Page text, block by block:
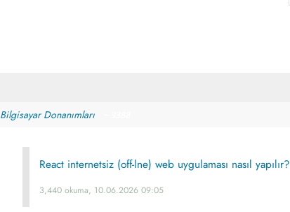
Bilgisayar Donanımları
React internetsiz (off-lne) web uygulaması nasıl yapılır?
3,440 okuma, 10.06.2026 09:05